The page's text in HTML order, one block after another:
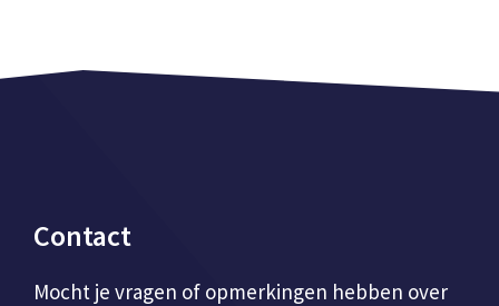
Contact
Mocht je vragen of opmerkingen hebben over